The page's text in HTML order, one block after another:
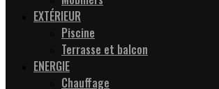
EXTÉRIEUR
Piscine
Terrasse et balcon
ENERGIE
Chauffage